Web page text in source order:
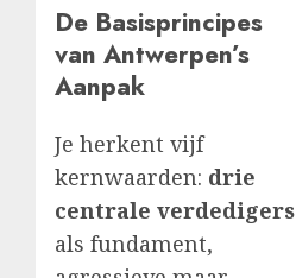
De Basisprincipes
van Antwerpen’s
Aanpak
Je herkent vijf
kernwaarden: drie
centrale verdedigers
als fundament,